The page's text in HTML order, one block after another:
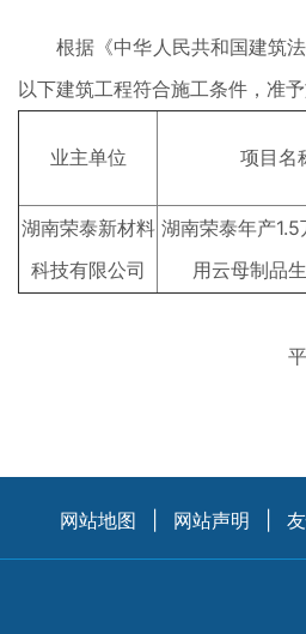
根据《中华人民共和国建筑
以下建筑工程符合施工条件，准予
业主单位 项目名
湖南荣泰新材料
科技有限公司
湖南荣泰年产
用云母制品
平
网站地图 网站声明